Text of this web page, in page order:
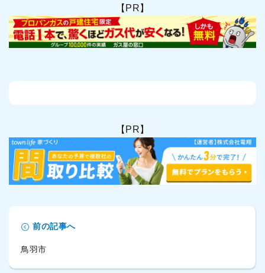
【PR】
【PR】
前の記事へ
鳥羽市